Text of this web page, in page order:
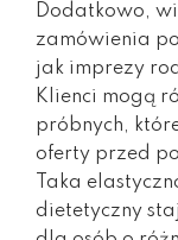
Dodatkowo,
zamówienia
jak imprezy
Klienci mogą
próbnych,
oferty przed
Taka
dietetyczny